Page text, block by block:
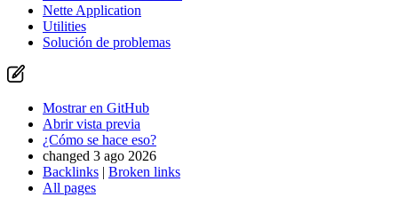
Nette Application
Utilities
Solución de problemas
Mostrar en GitHub
Abrir vista previa
¿Cómo se hace eso?
changed 3 ago 2026
Backlinks | Broken links
All pages